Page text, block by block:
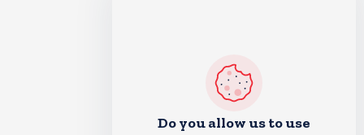
Do you allow us to use